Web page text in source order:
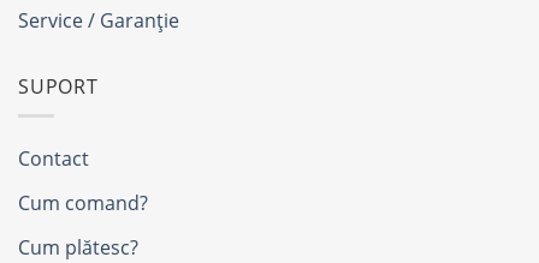
Service / Garanție
SUPORT
Contact
Cum comand?
Cum plătesc?